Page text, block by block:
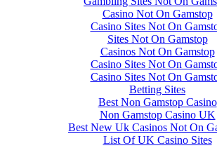
Casino Not On Gamstop
Casino Sites Not On
Sites Not On Gamstop
Casinos Not On Gamstop
Casino Sites Not On
Casino Sites Not On
Betting Sites
Best Non Gamstop Casino
Non Gamstop Casino UK
Best New Uk Casinos Not On
List Of UK Casino Sites